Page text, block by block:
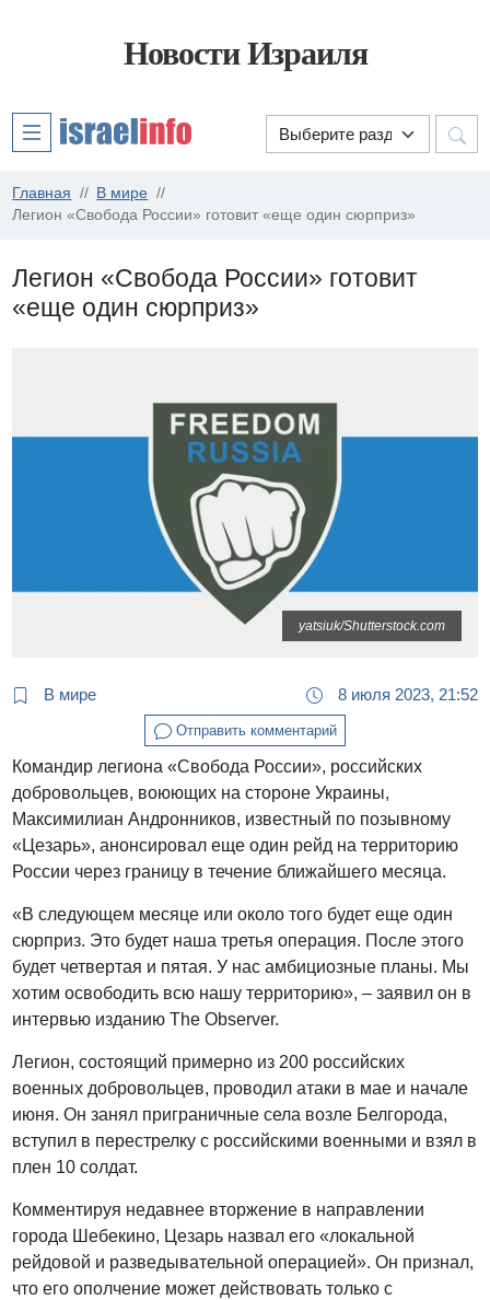
Новости Израиля
Главная
В мире
Легион «Свобода России» готовит «еще один сюрприз»
Легион «Свобода России» готовит
«еще один сюрприз»
yatsiuk/Shutterstock.com
В мире 8 июля 2023, 21:52
Отправить комментарий
Командир легиона «Свобода России», российских
добровольцев, воюющих на стороне Украины,
Максимилиан Андронников, известный по позывному
«Цезарь», анонсировал еще один рейд на территорию
России через границу в течение ближайшего месяца.
«В следующем месяце или около того будет еще один
сюрприз. Это будет наша третья операция. После этого
будет четвертая и пятая. У нас амбициозные планы. Мы
хотим освободить всю нашу территорию», – заявил он в
интервью изданию The Observer.
Легион, состоящий примерно из 200 российских
военных добровольцев, проводил атаки в мае и начале
июня. Он занял приграничные села возле Белгорода,
вступил в перестрелку с российскими военными и взял в
плен 10 солдат.
Комментируя недавнее вторжение в направлении
города Шебекино, Цезарь назвал его «локальной
рейдовой и разведывательной операцией». Он признал,
что его ополчение может действовать только с